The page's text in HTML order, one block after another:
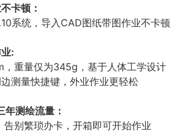
卡顿：
系统，导入CAD图纸带图作业不卡顿
:
，重量仅为345g，基于人体工学设计
测量快捷键，外业作业更轻松
测绘流量：
告别繁琐办卡，开箱即可开始作业